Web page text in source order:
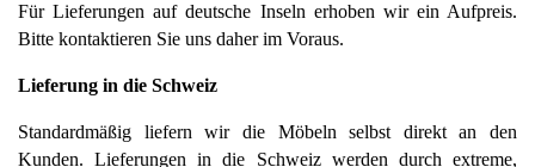
Für Lieferungen auf deutsche Inseln erhoben wir ein Aufpreis.
Bitte kontaktieren Sie uns daher im Voraus.
Lieferung in die Schweiz
Standardmäßig liefern wir die Möbeln selbst direkt an den
Kunden. Lieferungen in die Schweiz werden durch extreme,